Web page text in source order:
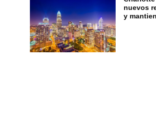
nuevos
y